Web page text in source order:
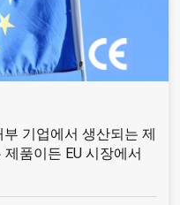
부 기업에서 생산되는 제
품이든 EU 시장에서